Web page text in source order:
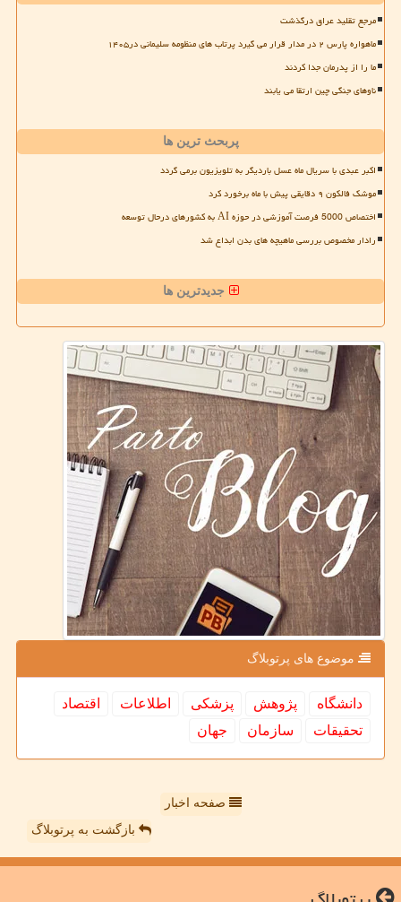
مرجع تقلید عراق درگذشت
ماهواره پارس ۲ در مدار قرار می گیرد پرتاب های منظومه سلیمانی در۱۴۰۵
ما را از پدرمان جدا کردند
ناوهای جنگی چین ارتقا می یابند
پربحث ترین ها
اکبر عبدی با سریال ماه عسل باردیگر به تلویزیون برمی گردد
موشک فالکون ۹ دقایقی پیش با ماه برخورد کرد
اختصاص 5000 فرصت آموزشی در حوزه AI به کشورهای درحال توسعه
رادار مخصوص بررسی ماهیچه های بدن ابداع شد
جدیدترین ها
موضوع های پرتوبلاگ
دانشگاه پژوهش پزشكی اطلاعات
اقتصاد
تحقیقات
سازمان جهان
صفحه اخبار
بازگشت به پرتوبلاگ